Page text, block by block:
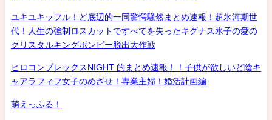
ユキユキッフル！ど底辺的一同驚愕騒然まとめ速報！超氷河期世
代！人生の強制ロスカットですべてを失ったキグナス氷子の愛の
クリスタルキングボンビー脱出大作戦
ヒロコンプレックスNIGHT 的まとめ速報！！子供が欲しいど陰キ
ャアラフィフ女子のめざせ！専業主婦！婚活計画編
萌えっふる！